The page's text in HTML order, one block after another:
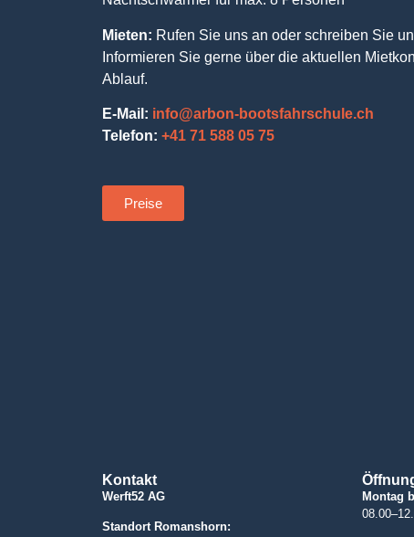
Mieten: Rufen Sie uns an oder schreiben Sie
Informieren Sie gerne über die aktuellen
Ablauf.
E-Mail: info@arbon-bootsfahrschule.ch
Telefon: +41 71 588 05 75
Preise
Kontakt
Werft52 AG
Standort Romanshorn:
Montag